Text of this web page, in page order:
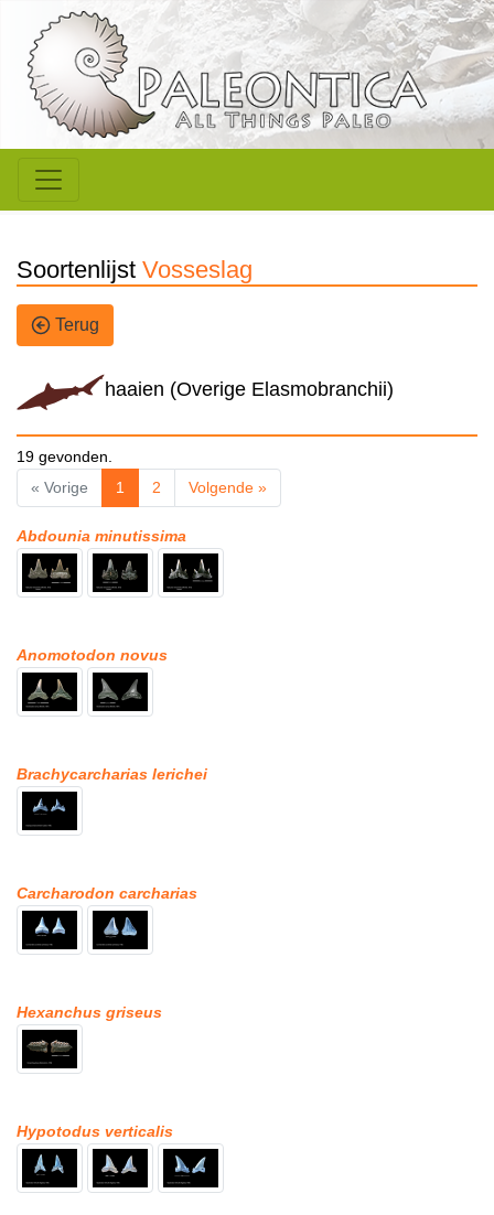
Soortenlijst Vosseslag
Terug
haaien (Overige Elasmobranchii)
19 gevonden.
« Vorige
1 2 Volgende »
Abdounia minutissima
Anomotodon novus
Brachycarcharias lerichei
Carcharodon carcharias
Hexanchus griseus
Hypotodus verticalis